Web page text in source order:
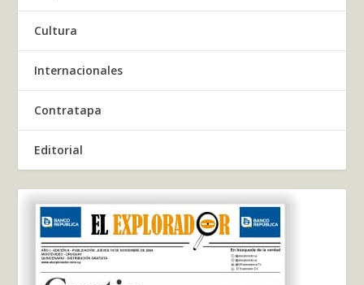
Cultura
Internacionales
Contratapa
Editorial